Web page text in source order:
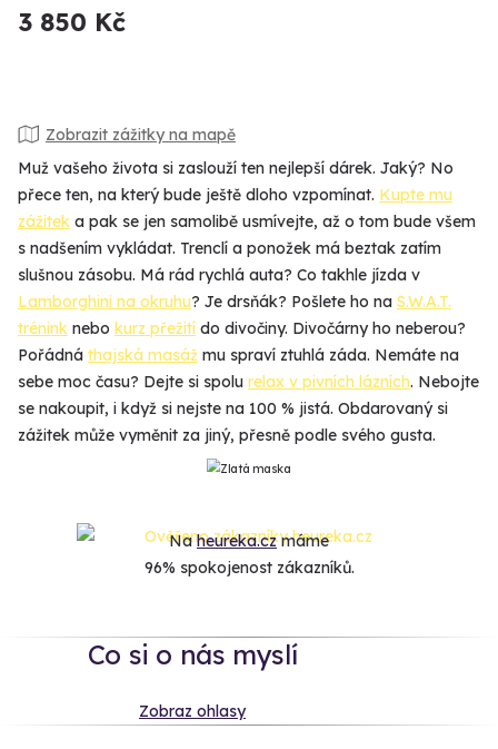
3 850 Kč
Zobrazit zážitky na mapě
Muž vašeho života si zaslouží ten nejlepší dárek. Jaký? No
přece ten, na který bude ještě dloho vzpomínat. Kupte mu
zážitek a pak se jen samolibě usmívejte, až o tom bude všem
s nadšením vykládat. Trenclí a ponožek má beztak zatím
slušnou zásobu. Má rád rychlá auta? Co takhle jízda v
Lamborghini na okruhu? Je drsňák? Pošlete ho na S.W.A.T.
trénink nebo kurz přežití do divočiny. Divočárny ho neberou?
Pořádná thajská masáž mu spraví ztuhlá záda. Nemáte na
sebe moc času? Dejte si spolu relax v pivních lázních. Nebojte
se nakoupit, i když si nejste na 100 % jistá. Obdarovaný si
zážitek může vyměnit za jiný, přesně podle svého gusta.
Naheureka.czmáme
96% spokojenost zákazníků.
Co si o nás myslí
Zobraz ohlasy